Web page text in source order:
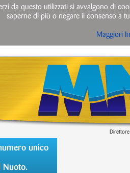
unico
Nuoto.
da questo utilizzati si avvalgono di
saperne di più o negare il consenso a
Maggiori